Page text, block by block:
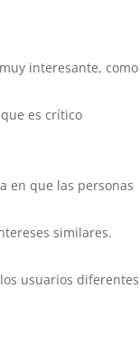
interesante, como
es crítico
en que las personas
similares.
usuarios diferentes